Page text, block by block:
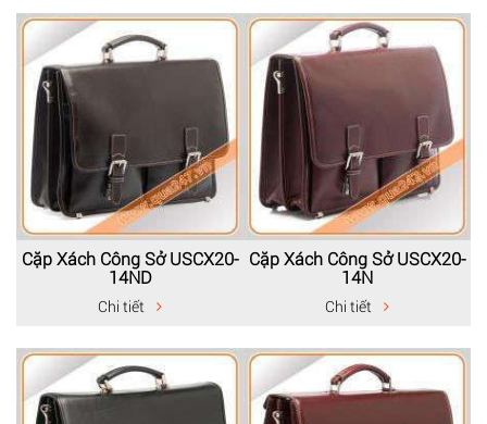
Cặp Xách Công Sở USCX20-
14ND
Chi tiết
Cặp Xách Công Sở USCX20-
14N
Chi tiết